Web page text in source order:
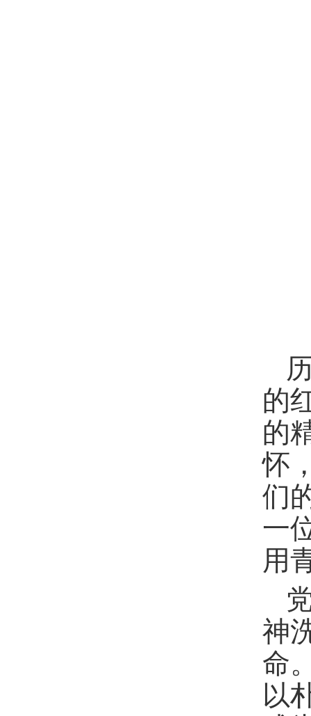
的
的
怀
们
一
用
神
命
以